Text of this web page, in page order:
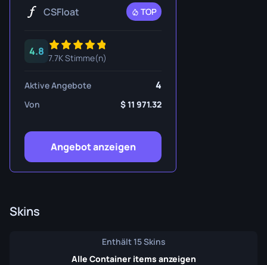
CSFloat TOP
4.8
7.7K Stimme(n)
Aktive Angebote 4
Von 11 971.32
Angebot anzeigen
Skins
Enthält 15 Skins
Alle Container items anzeigen